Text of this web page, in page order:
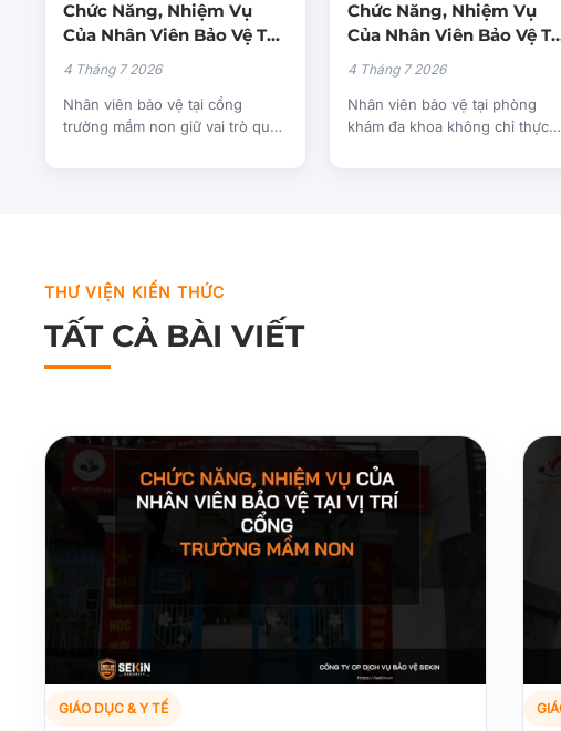
Chức Năng, Nhiệm Vụ
Của Nhân Viên Bảo Vệ Tại
Vị Trí Cổng Trường Mầm
4 Tháng 7 2026
Nhân viên bảo vệ tại cổng
trường mầm non giữ vai trò quan
Chức Năng, Nhiệm Vụ
Của Nhân Viên Bảo Vệ
Phòng Khám Đa Khoa
4 Tháng 7 2026
Nhân viên bảo vệ tại phòng
khám đa khoa không chỉ thực
THƯ VIỆN KIẾN THỨC
TẤT CẢ BÀI VIẾT
GIÁO DỤC & Y TẾ